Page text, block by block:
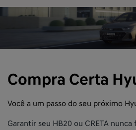
Compra Certa
Você a um passo do seu próximo
Garantir seu HB20 ou CRETA